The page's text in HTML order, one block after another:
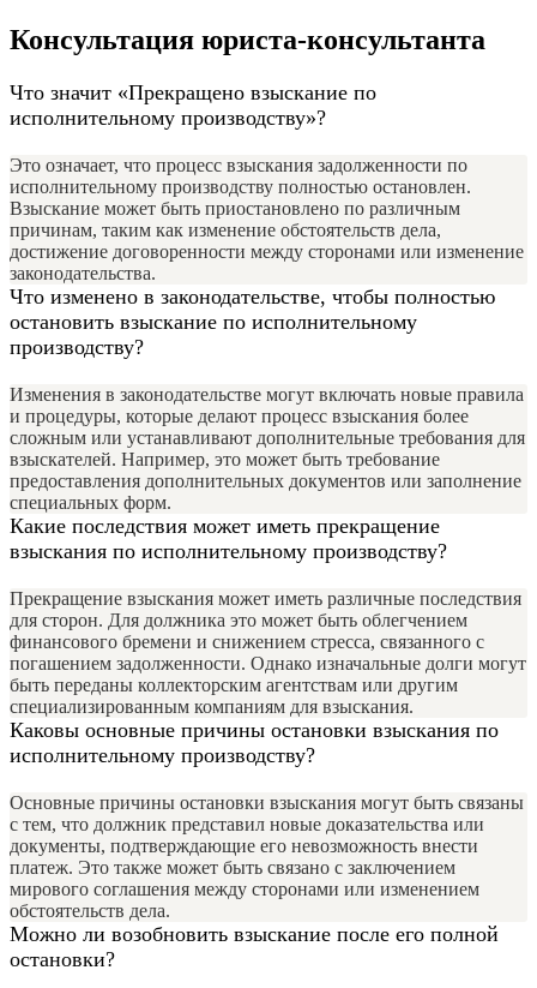
Консультация юриста-консультанта
Что значит «Прекращено взыскание по
исполнительному производству»?
Это означает, что процесс взыскания задолженности по
исполнительному производству полностью остановлен.
Взыскание может быть приостановлено по различным
причинам, таким как изменение обстоятельств дела,
достижение договоренности между сторонами или изменение
законодательства.
Что изменено в законодательстве, чтобы полностью
остановить взыскание по исполнительному
производству?
Изменения в законодательстве могут включать новые правила
и процедуры, которые делают процесс взыскания более
сложным или устанавливают дополнительные требования для
взыскателей. Например, это может быть требование
предоставления дополнительных документов или заполнение
специальных форм.
Какие последствия может иметь прекращение
взыскания по исполнительному производству?
Прекращение взыскания может иметь различные последствия
для сторон. Для должника это может быть облегчением
финансового бремени и снижением стресса, связанного с
погашением задолженности. Однако изначальные долги могут
быть переданы коллекторским агентствам или другим
специализированным компаниям для взыскания.
Каковы основные причины остановки взыскания по
исполнительному производству?
Основные причины остановки взыскания могут быть связаны
с тем, что должник представил новые доказательства или
документы, подтверждающие его невозможность внести
платеж. Это также может быть связано с заключением
мирового соглашения между сторонами или изменением
обстоятельств дела.
Можно ли возобновить взыскание после его полной
остановки?